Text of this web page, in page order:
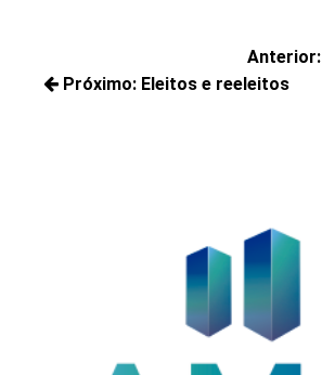
de
Anterior:
Próximo: Eleitos e reeleitos